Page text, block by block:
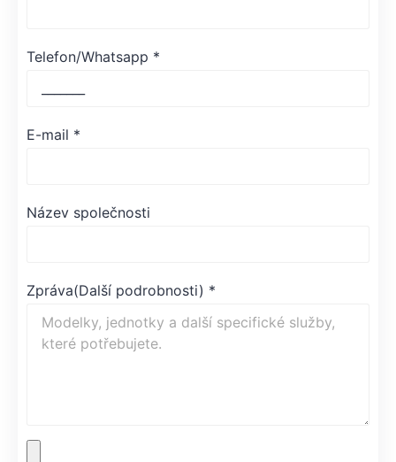
Telefon/Whatsapp *
E-mail *
Název společnosti
Zpráva(Další podrobnosti) *